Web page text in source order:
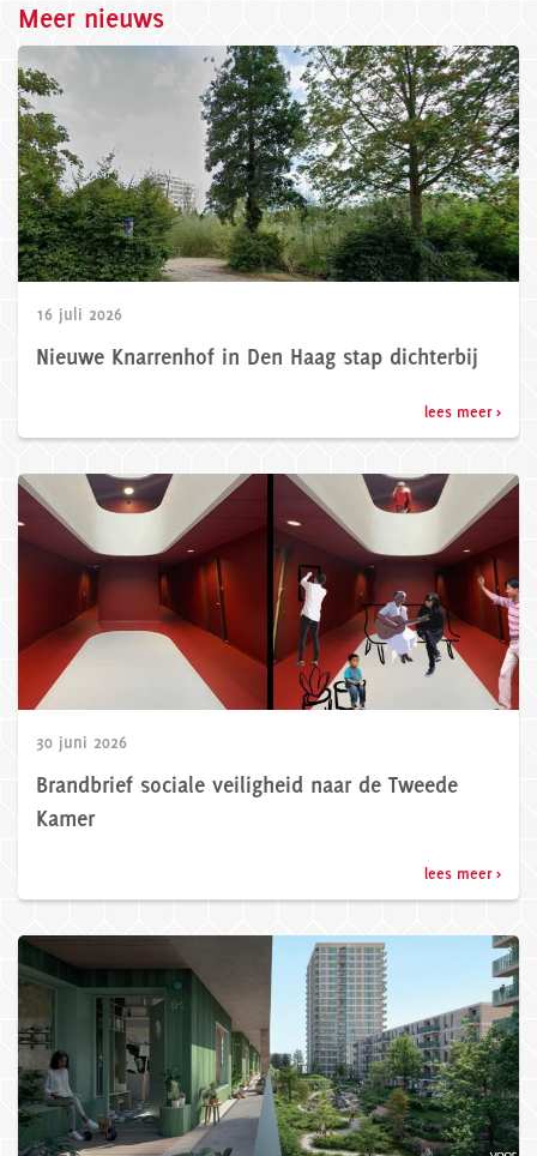
Meer nieuws
16 juli 2026
Nieuwe Knarrenhof in Den Haag stap dichterbij
lees meer >
30 juni 2026
Brandbrief sociale veiligheid naar de Tweede
Kamer
lees meer >